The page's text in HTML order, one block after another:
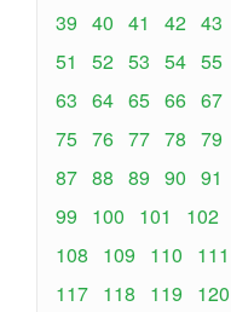
39 40 41 42 43
51
52 53 54 55
63 64 65 66 67
75 76 77 78 79
87 88 89 90 91
99
100 101 102
108
109 110 111
117 118 119 120